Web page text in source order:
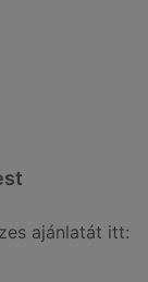
ajánlatát itt: